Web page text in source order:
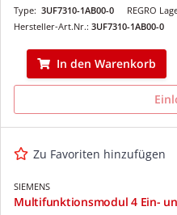
REGRO
Type: 3UF7310-1AB00-0
Hersteller-Art.Nr.: 3UF7310-1AB00-0
In den Warenkorb
Zu Favoriten hinzufügen
SIEMENS
Multifunktionsmodul 4 Ein-